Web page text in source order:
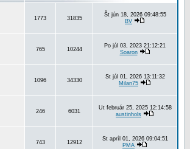
1773 31835
Št jún 18, 2026 09:48:55
BV
765 10244
Po júl 03, 2023 21:12:21
Soaron
1096 34330
St júl 01, 2026 13:11:32
Milan75
246 6031
Ut február 25, 2025 12:14:58
austinhols
743 12912
St apríl 01, 2026 09:04:51
PMA